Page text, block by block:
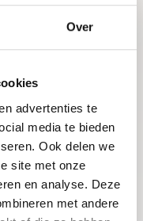
Over
advertenties te
media te bieden
Ook delen we
site met onze
en analyse. Deze
met andere
PRIJS / KWALITEIT
SERVICE EN
BEGELEIDING